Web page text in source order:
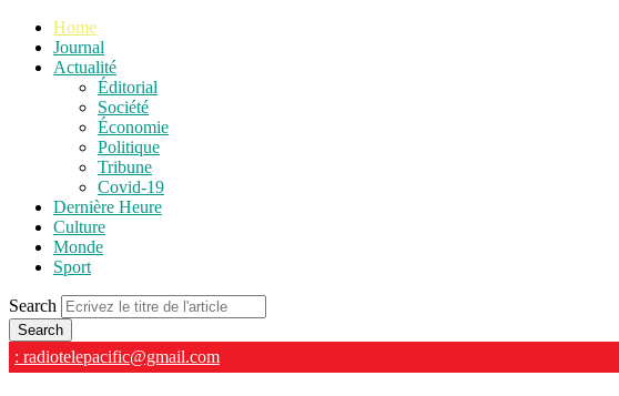
Home
Journal
Actualité
Éditorial
Société
Économie
Politique
Tribune
Covid-19
Dernière Heure
Culture
Monde
Sport
Search
: radiotelepacific@gmail.com